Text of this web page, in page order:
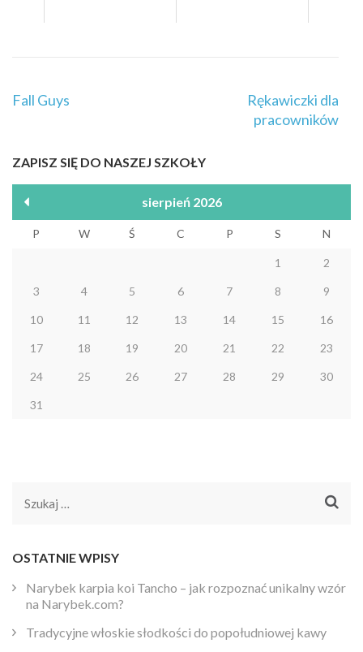
Nawigacja
Fall Guys
Rękawiczki dla
pracowników
ZAPISZ SIĘ DO NASZEJ SZKOŁY
sierpień 2026
P W Ś C P S N
1 2
3 4 5 6 7 8 9
10 11 12 13 14 15 16
17 18 19 20 21 22 23
24 25 26 27 28 29 30
31
Szukaj:
OSTATNIE WPISY
Narybek karpia koi Tancho – jak rozpoznać unikalny wzór
na Narybek.com?
Tradycyjne włoskie słodkości do popołudniowej kawy